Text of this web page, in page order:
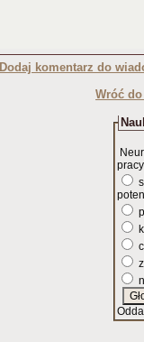
Dodaj komentarz do
Wróć